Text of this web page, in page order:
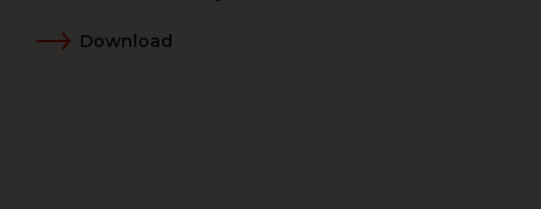
Download